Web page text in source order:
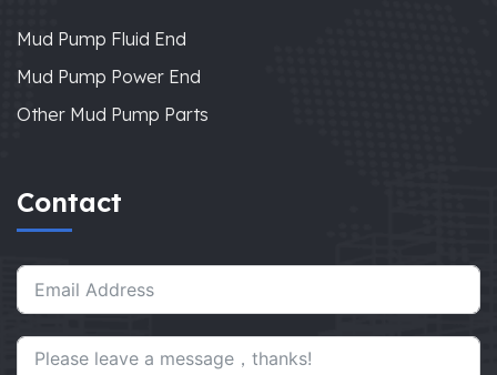
Mud Pump Fluid End
Mud Pump Power End
Other Mud Pump Parts
Contact